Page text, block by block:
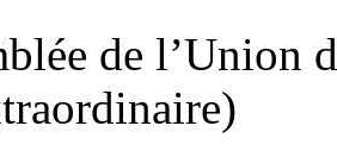
de l’Union